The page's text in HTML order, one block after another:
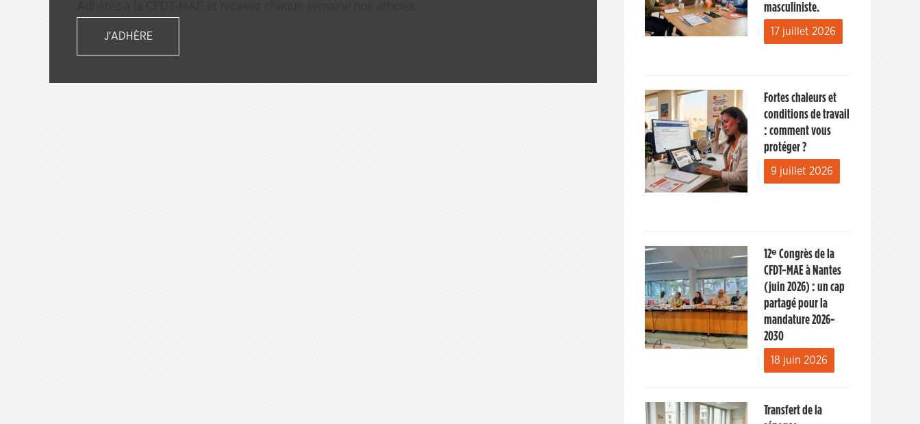
J'ADHÈRE
masculiniste.
17 juillet 2026
Fortes chaleurs et
conditions de travail
: comment vous
protéger ?
9 juillet 2026
12ᵉ Congrès de la
CFDT-MAE à Nantes
(juin 2026) : un cap
partagé pour la
mandature 2026-
2030
18 juin 2026
Transfert de la